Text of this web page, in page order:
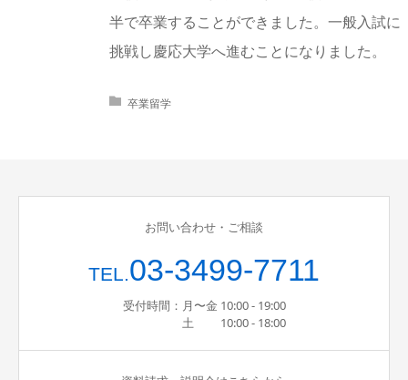
半で卒業することができました。一般入試に
挑戦し慶応大学へ進むことになりました。
卒業留学
お問い合わせ・ご相談
TEL. 03-3499-7711
受付時間：月〜金 10:00 - 19:00
土 10:00 - 18:00